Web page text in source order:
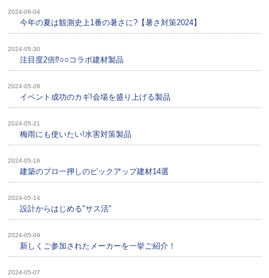
2024-06-04
今年の夏は観測史上1番の暑さに?【暑さ対策2024】
2024-05-30
注目度2倍⁉○○コラボ建材製品
2024-05-28
イベント成功のカギ!会場を盛り上げる製品
2024-05-21
梅雨にも使いたい!水害対策製品
2024-05-16
建築のプロ一押しのピックアップ建材14選
2024-05-14
設計からはじめる"サス活"
2024-05-09
新しくご参加されたメーカーを一挙ご紹介！
2024-05-07